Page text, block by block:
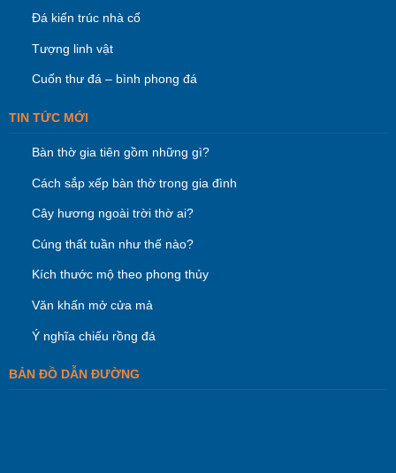
Đá kiến trúc nhà cổ
Tượng linh vật
Cuốn thư đá – bình phong đá
TIN TỨC MỚI
Bàn thờ gia tiên gồm những gì?
Cách sắp xếp bàn thờ trong gia đình
Cây hương ngoài trời thờ ai?
Cúng thất tuần như thế nào?
Kích thước mộ theo phong thủy
Văn khấn mở cửa mả
Ý nghĩa chiếu rồng đá
BẢN ĐỒ DẪN ĐƯỜNG